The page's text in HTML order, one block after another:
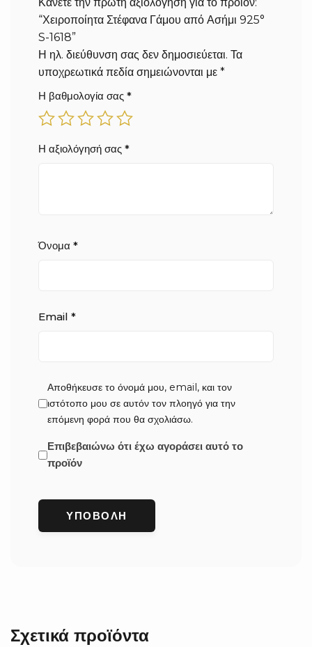
Κάνετε την πρώτη αξιολόγηση για το προϊόν:
“Χειροποίητα Στέφανα Γάμου από Ασήμι 925°
S-1618”
Η ηλ. διεύθυνση σας δεν δημοσιεύεται. Τα
υποχρεωτικά πεδία σημειώνονται με *
Η βαθμολογία σας *
Η αξιολόγησή σας *
Όνομα *
Email *
Αποθήκευσε το όνομά μου, email, και τον
ιστότοπο μου σε αυτόν τον πλοηγό για την
επόμενη φορά που θα σχολιάσω.
Επιβεβαιώνω ότι έχω αγοράσει αυτό το
προϊόν
Σχετικά προϊόντα